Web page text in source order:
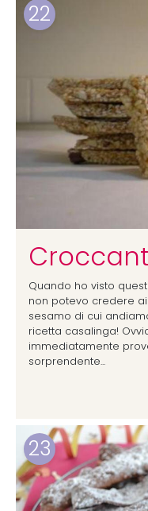
22
Quando ho visto
non potevo credere ai
sesamo di cui
ricetta casalinga!
immediatamente
sorprendente...
23